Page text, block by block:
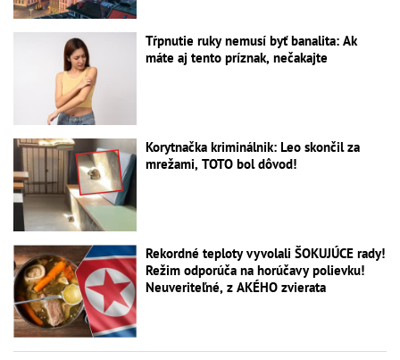
Tŕpnutie ruky nemusí byť banalita: Ak
máte aj tento príznak, nečakajte
Korytnačka kriminálnik: Leo skončil za
mrežami, TOTO bol dôvod!
Rekordné teploty vyvolali ŠOKUJÚCE rady!
Režim odporúča na horúčavy polievku!
Neuveriteľné, z AKÉHO zvierata